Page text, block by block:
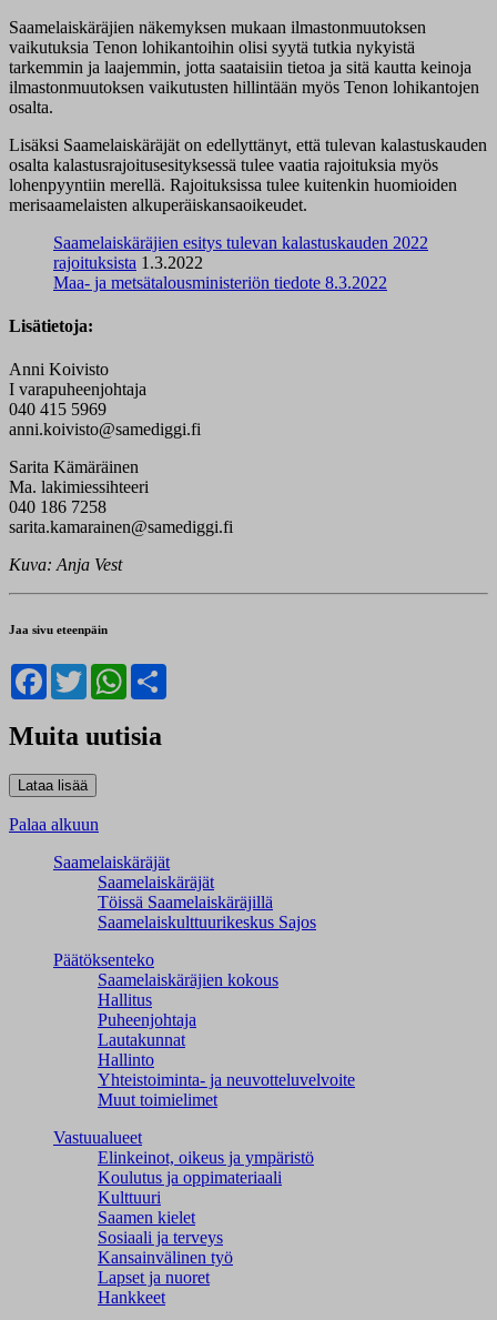
Saamelaiskäräjien näkemyksen mukaan ilmastonmuutoksen
vaikutuksia Tenon lohikantoihin olisi syytä tutkia nykyistä
tarkemmin ja laajemmin, jotta saataisiin tietoa ja sitä kautta keinoja
ilmastonmuutoksen vaikutusten hillintään myös Tenon lohikantojen
osalta.
Lisäksi Saamelaiskäräjät on edellyttänyt, että tulevan kalastuskauden
osalta kalastusrajoitusesityksessä tulee vaatia rajoituksia myös
lohenpyyntiin merellä. Rajoituksissa tulee kuitenkin huomioiden
merisaamelaisten alkuperäiskansaoikeudet.
Saamelaiskäräjien esitys tulevan kalastuskauden 2022
rajoituksista 1.3.2022
Maa- ja metsätalousministeriön tiedote 8.3.2022
Lisätietoja:
Anni Koivisto
I varapuheenjohtaja
040 415 5969
anni.koivisto@samediggi.fi
Sarita Kämäräinen
Ma. lakimiessihteeri
040 186 7258
sarita.kamarainen@samediggi.fi
Kuva: Anja Vest
Jaa sivu eteenpäin
Facebook
TwitterWhatsApp
Muita uutisia
Palaa alkuun
Saamelaiskäräjät
Saamelaiskäräjät
Töissä Saamelaiskäräjillä
Saamelaiskulttuuri­keskus Sajos
Päätöksenteko
Saamelaiskäräjien kokous
Hallitus
Puheenjohtaja
Lautakunnat
Hallinto
Yhteistoiminta- ja neuvotteluvelvoite
Muut toimielimet
Vastuualueet
Elinkeinot, oikeus ja ympäristö
Koulutus ja oppimateriaali
Kulttuuri
Saamen kielet
Sosiaali ja terveys
Kansainvälinen työ
Lapset ja nuoret
Hankkeet